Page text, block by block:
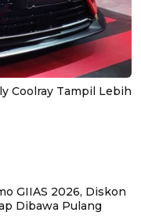
Coolray Tampil Lebih
GIIAS 2026, Diskon
Dibawa Pulang